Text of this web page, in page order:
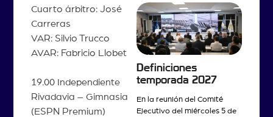
Cuarto árbitro: José
Carreras
VAR: Silvio Trucco
AVAR: Fabricio Llobet
19.00 Independiente
Rivadavia – Gimnasia
(ESPN Premium)
Definiciones
temporada 2027
En la reunión del Comité
Ejecutivo del miércoles 5 de